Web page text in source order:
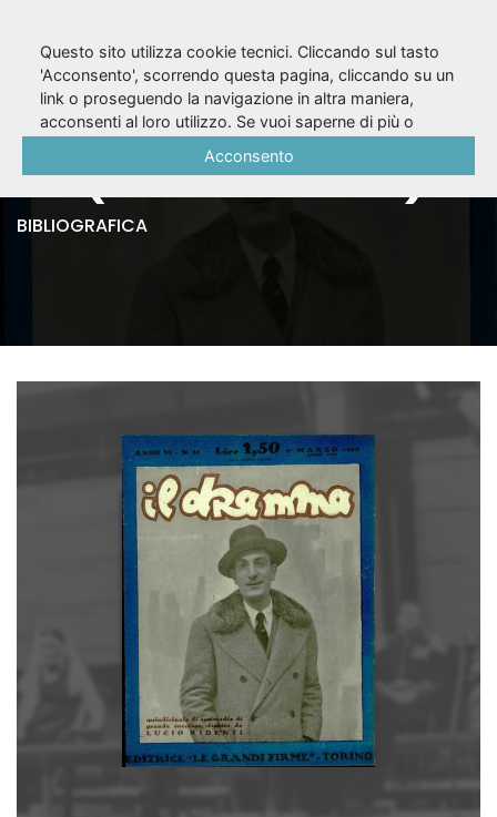
Il Dramma, A. VI, n.
85 (1° marzo 1930)
BIBLIOGRAFICA
Questo sito utilizza cookie tecnici. Cliccando sul tasto
'Acconsento', scorrendo questa pagina, cliccando su un
link o proseguendo la navigazione in altra maniera,
acconsenti al loro utilizzo. Se vuoi saperne di più o
Acconsento